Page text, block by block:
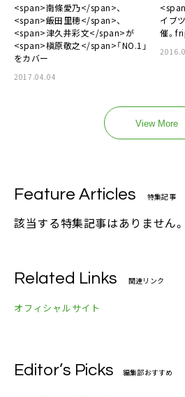
<span>南條愛乃</span>、
<span>飯田里穂</span>、
<span>津久井彩文</span>が
<span>槇原敬之</span>「NO.1」
をカバー
2017.04.04
イブ
催。
View More
Feature Articles 特集記事
該当する特集記事はありません。
Related Links 関連リンク
オフィシャルサイト
Editor’s Picks 編集部おすすめ